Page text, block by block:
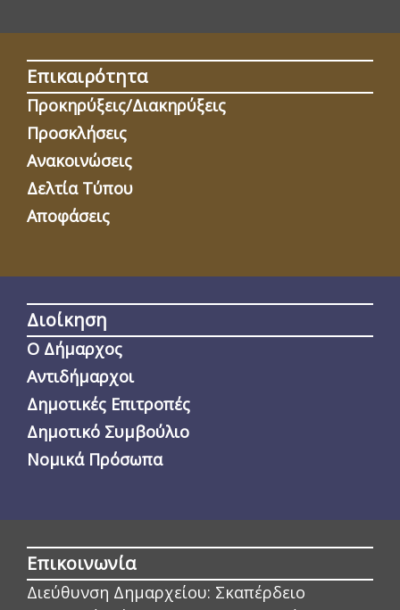
Επικαιρότητα
Προκηρύξεις/Διακηρύξεις
Προσκλήσεις
Ανακοινώσεις
Δελτία Τύπου
Αποφάσεις
Διοίκηση
Ο Δήμαρχος
Αντιδήμαρχοι
Δημοτικές Επιτροπές
Δημοτικό Συμβούλιο
Νομικά Πρόσωπα
Επικοινωνία
Διεύθυνση Δημαρχείου: Σκαπέρδειο